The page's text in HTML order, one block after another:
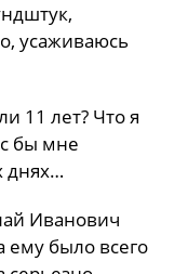
усаживаюсь
11 лет? Что я
бы мне
днях…
Иванович
ему было всего